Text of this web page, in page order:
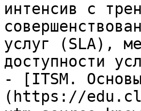
интенсив с
услуг (SLA),
доступности
- [ITSM.
(https://